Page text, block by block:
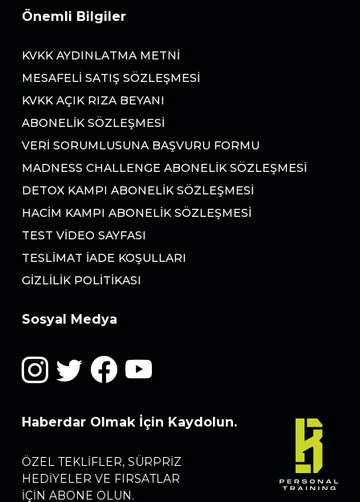
Önemli Bilgiler
KVKK AYDINLATMA METNI
MESAFELI SATIŞ SÖZLEŞMESI
KVKK AÇIK RIZA BEYANI
ABONELIK SÖZLEŞMESI
VERI SORUMLUSUNA BAŞVURU FORMU
MADNESS CHALLENGE ABONELIK SÖZLEŞMESI
DETOX KAMPI ABONELIK SÖZLEŞMESI
HACIM KAMPI ABONELIK SÖZLEŞMESI
TEST VIDEO SAYFASI
TESLIMAT İADE KOŞULLARI
GIZLILIK POLITIKASI
Sosyal Medya
Haberdar Olmak İçin Kaydolun.
ÖZEL TEKLIFLER, SÜRPRIZ
HEDIYELER VE FIRSATLAR
IÇIN ABONE OLUN.